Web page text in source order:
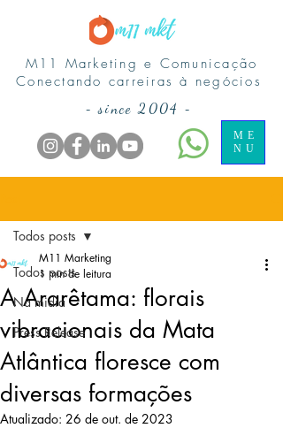
M11 Marketing e Comunicação
Conectando carreiras à negócios
ME
NU
-since 2004 -
Todos posts
Na midia
Press Release
Todos posts
A Ararêtama: florais
vibracionais da Mata
Atlântica floresce com
diversas formações
M11 Marketing
1 min de leitura
Atualizado: 26 de out. de 2023